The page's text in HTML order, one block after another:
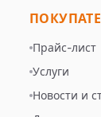
Прайс-лист
Услуги
Новости и